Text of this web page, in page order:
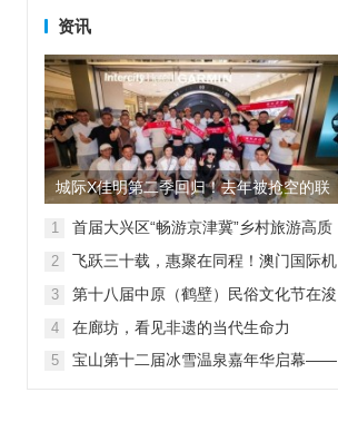
资讯
城际X佳明第二季回归！去年被抢空的联
名表，又来了
1
首届大兴区“畅游京津冀”乡村旅游高质
2
飞跃三十载，惠聚在同程！澳门国际机
3
第十八届中原（鹤壁）民俗文化节在浚
4 在廊坊，看见非遗的当代生命力
5
宝山第十二届冰雪温泉嘉年华启幕——